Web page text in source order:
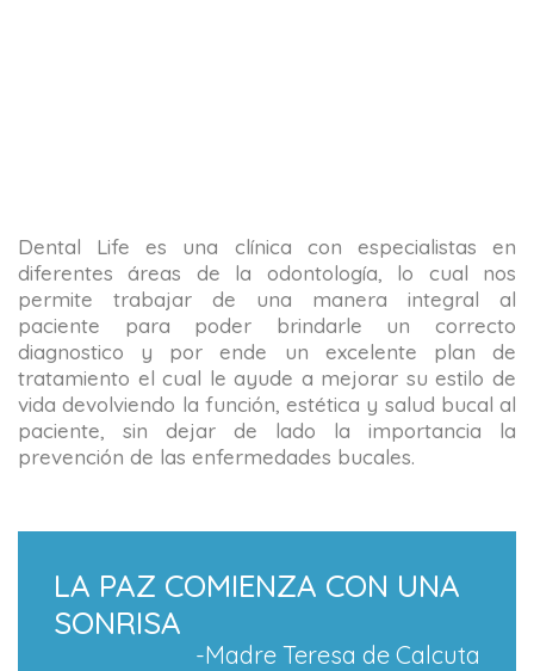
Dental Life es una clínica con especialistas en
diferentes áreas de la odontología, lo cual nos
permite trabajar de una manera integral al
paciente para poder brindarle un correcto
diagnostico y por ende un excelente plan de
tratamiento el cual le ayude a mejorar su estilo de
vida devolviendo la función, estética y salud bucal al
paciente, sin dejar de lado la importancia la
prevención de las enfermedades bucales.
LA PAZ COMIENZA CON UNA
SONRISA
-Madre Teresa de Calcuta